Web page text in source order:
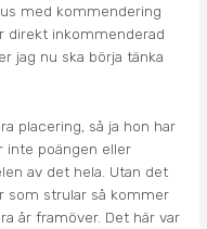
med kommendering
direkt inkommenderad
jag nu ska börja tänka
placering, så ja hon har
inte poängen eller
av det hela. Utan det
som strular så kommer
år framöver. Det här var